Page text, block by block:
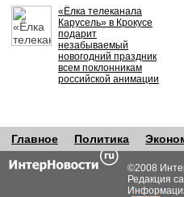
«Ёлка телеканала
Карусель» в Крокусе
подарит
незабываемый
новогодний праздник
всем поклонникам
российской анимации
Главное Политика
©2008
Редакция